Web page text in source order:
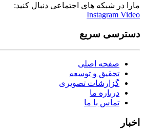
مارا در شبکه های اجتماعی دنبال کنید:
Instagram Video
دسترسی سریع
صفحه اصلی
تحقیق و توسعه
گزارشات تصویری
درباره ما
تماس با ما
اخبار